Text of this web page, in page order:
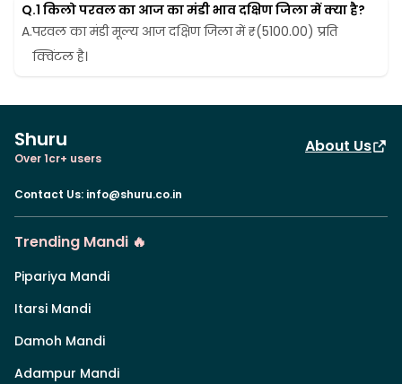
Q.1 किलो परवल का आज का मंडी भाव दक्षिण जिला में क्या है?
A.परवल का मंडी मूल्य आज दक्षिण जिला में ₹(5100.00) प्रति
क्विंटल है।
Shuru
Over 1cr+ users
About Us
Contact Us: info@shuru.co.in
Trending Mandi 🔥
Pipariya Mandi
Itarsi Mandi
Damoh Mandi
Adampur Mandi